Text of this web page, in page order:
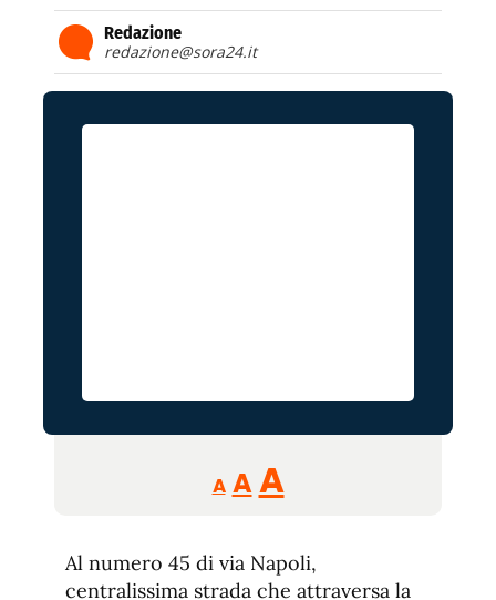
Redazione
redazione@sora24.it
A
Reducir
tamaño
A Restablecer
de
fuente
AAumentar
de
Al numero 45 di via Napoli,
centralissima strada che attraversa la